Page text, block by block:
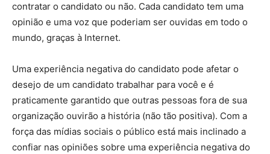
contratar o candidato ou não. Cada candidato tem uma
opinião e uma voz que poderiam ser ouvidas em todo o
mundo, graças à Internet.
Uma experiência negativa do candidato pode afetar o
desejo de um candidato trabalhar para você e é
praticamente garantido que outras pessoas fora de sua
organização ouvirão a história (não tão positiva). Com a
força das mídias sociais o público está mais inclinado a
confiar nas opiniões sobre uma experiência negativa do